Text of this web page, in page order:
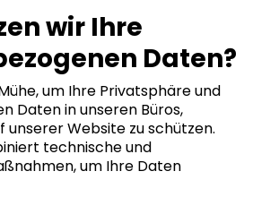
wir Ihre
Daten?
um Ihre Privatsphäre und
Daten in unseren Büros,
unserer Website zu schützen.
technische und
um Ihre Daten